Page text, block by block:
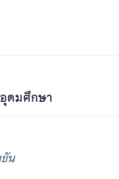
อุดมศึกษา
น